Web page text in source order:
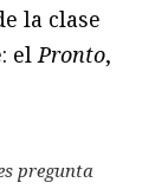
la clase
elPronto,
pregunta